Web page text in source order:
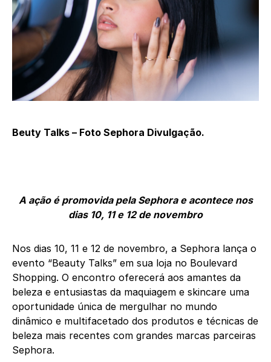
Beuty Talks – Foto Sephora Divulgação.
Aação é promovida pela Sephora e acontece nos
dias 10, 11 e 12 de novembro
Nos dias 10, 11 e 12 de novembro, a Sephora lança o
evento “Beauty Talks” em sua loja no Boulevard
Shopping. O encontro oferecerá aos amantes da
beleza e entusiastas da maquiagem e skincare uma
oportunidade única de mergulhar no mundo
dinâmico e multifacetado dos produtos e técnicas de
beleza mais recentes com grandes marcas parceiras
Sephora.